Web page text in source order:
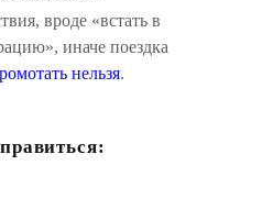
вроде «встать в
иначе поездка
нельзя.